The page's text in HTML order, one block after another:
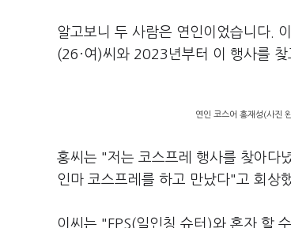
알고보니 두 사람은 연인이었습니다.
(26·여)씨와 2023년부터 이 행사를 찾
연인 코스어 홍재성(사진
홍씨는 "저는 코스프레 행사를 찾아다
인마 코스프레를 하고 만났다"고 회상
이씨는 "FPS(일인칭 슈터)와 혼자 할